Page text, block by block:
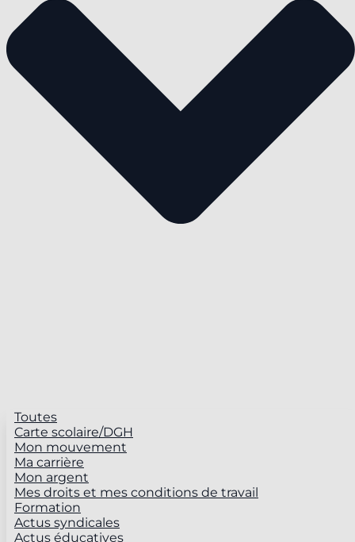
Toutes
Carte scolaire/DGH
Mon mouvement
Ma carrière
Mon argent
Mes droits et mes conditions de travail
Formation
Actus syndicales
Actus éducatives